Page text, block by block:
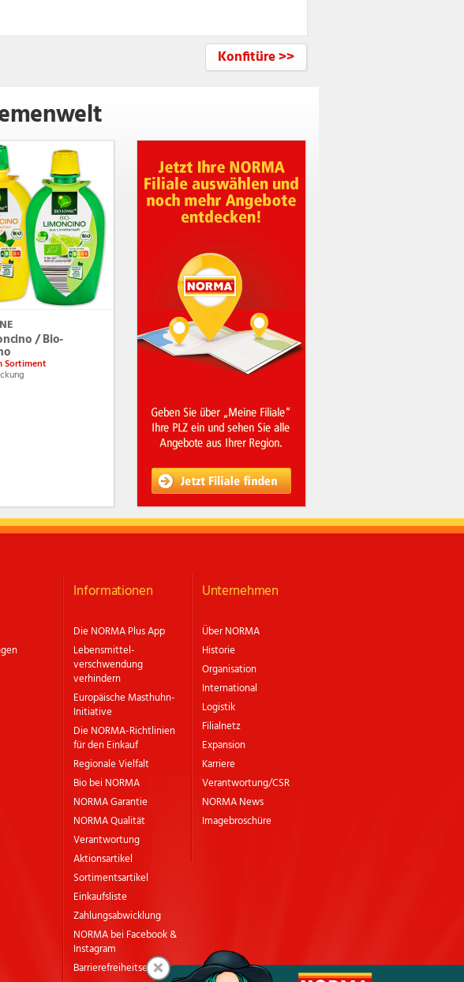
Konfitüre >>
/ Bio-
Sortiment
×
Informationen
Die NORMA Plus App
Lebensmittel­
verschwendung
verhindern
Europäische Masthuhn-
Initiative
Die NORMA-Richtlinien
für den Einkauf
Regionale Vielfalt
Bio bei NORMA
NORMA Garantie
NORMA Qualität
Verantwortung
Aktionsartikel
Sortimentsartikel
Einkaufsliste
Zahlungsabwicklung
NORMA bei Facebook &
Instagram
Barrierefreiheitserklärung
Unternehmen
Über NORMA
Historie
Organisation
International
Logistik
Filialnetz
Expansion
Karriere
Verantwortung/CSR
NORMA News
Imagebroschüre